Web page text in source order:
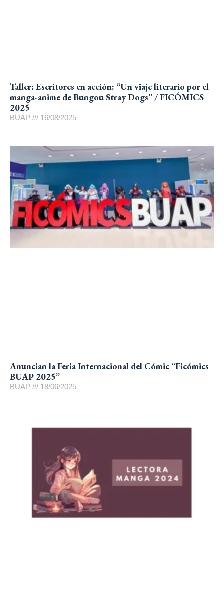
Taller: Escritores en acción: “Un viaje literario por el
manga-anime de Bungou Stray Dogs” / FICÓMICS
2025
BUAP 16/08/2025
Anuncian la Feria Internacional del Cómic “Ficómics
BUAP 2025”
BUAP 18/06/2025